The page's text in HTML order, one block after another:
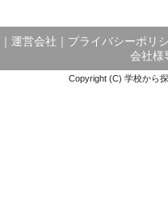
運営会社 プライバシーポリ
会社様
Copyright (C) 学校から